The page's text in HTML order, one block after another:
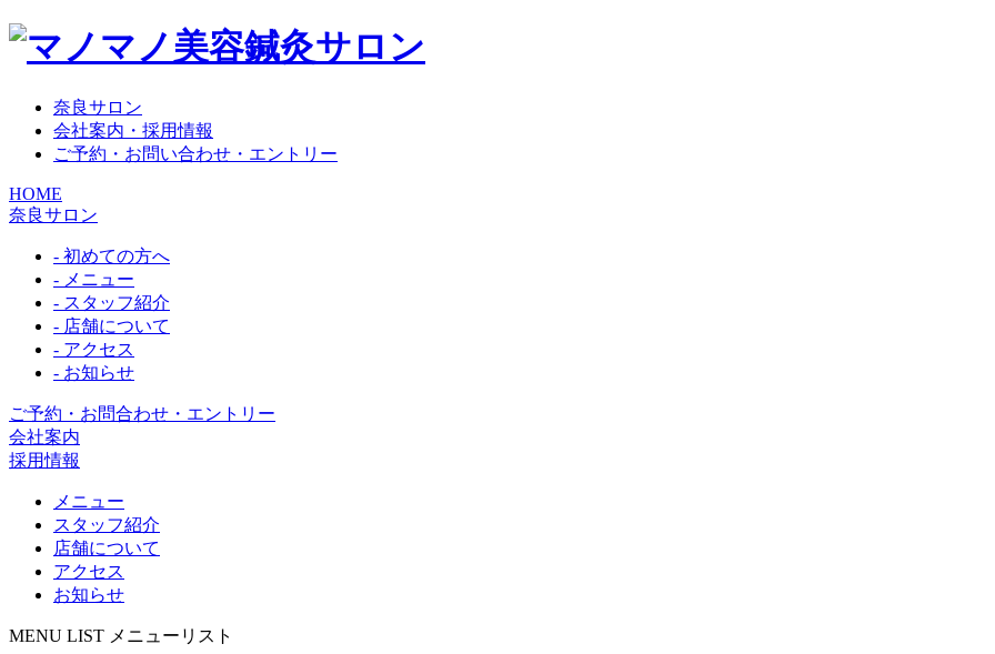
奈良サロン
会社案内・採用情報
ご予約・お問い合わせ・エントリー
HOME
奈良サロン
- 初めての方へ
- メニュー
- スタッフ紹介
- 店舗について
- アクセス
- お知らせ
ご予約・お問合わせ・エントリー
会社案内
採用情報
メニュー
スタッフ紹介
店舗について
アクセス
お知らせ
MENU LIST メニューリスト